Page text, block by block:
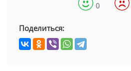
0
Поделиться: